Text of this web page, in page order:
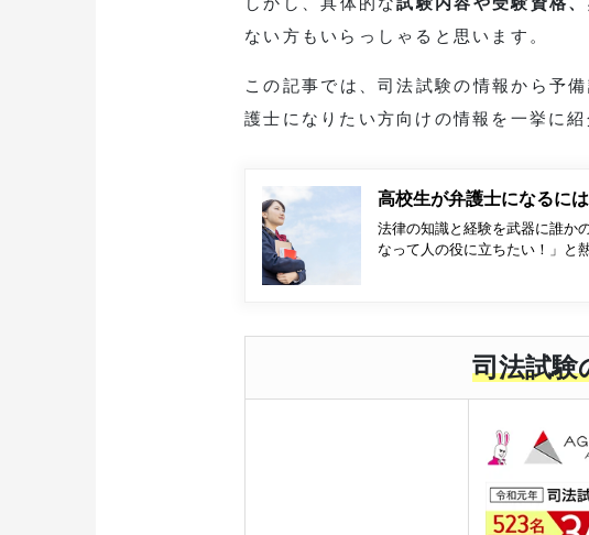
ない方もいらっしゃると思います。
この記事では、司法試験の情報から予
護士になりたい方向けの情報を一挙に紹
高校生が弁護士になるに
法律の知識と経験を武器に誰か
なって人の役に立ちたい！」と
司法試験